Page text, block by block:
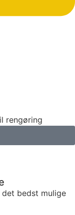
rengøring
bedst mulige